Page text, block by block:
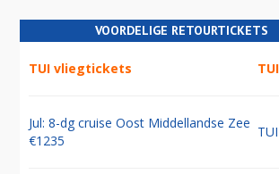
VOORDELIGE RETOURTICKETS
TUI vliegtickets TUI
Jul: 8-dg cruise Oost Middellandse Zee
€1235
TUI